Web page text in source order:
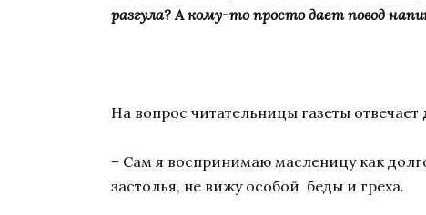
разгула? А кому-то просто дает повод
На вопрос читательницы газеты отвечает
– Сам я воспринимаю масленицу как
застолья, не вижу особой беды и греха.